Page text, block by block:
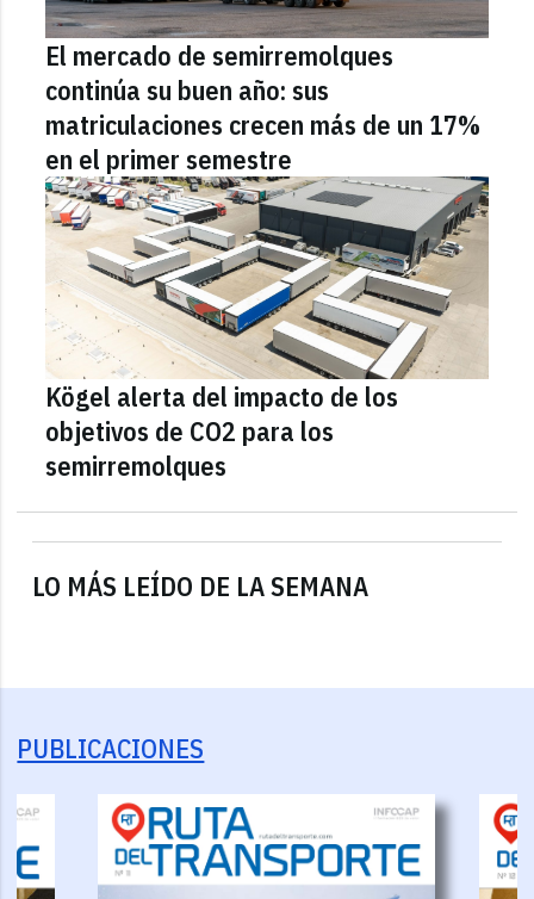
LO MÁS LEÍDO DE LA SEMANA
El mercado de semirremolques
continúa su buen año: sus
matriculaciones crecen más de un 17%
en el primer semestre
Kögel alerta del impacto de los
objetivos de CO2 para los
semirremolques
PUBLICACIONES